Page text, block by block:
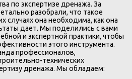
по экспертизе дренажа. За
разобрали, что такое
случаях она необходима, как она
дает. Мы поделились с вами
и экспертной практики, чтобы
этого инструмента.
профессионалов,
технических
дренажа. Мы обладаем: